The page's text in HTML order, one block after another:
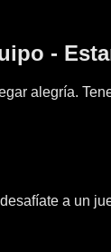
-
alegría.
a un